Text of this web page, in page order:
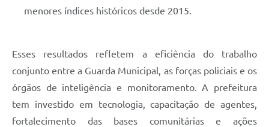
menores índices históricos desde 2015.
Esses resultados refletem a eficiência do trabalho
conjunto entre a Guarda Municipal, as forças policiais e os
órgãos de inteligência e monitoramento. A prefeitura
tem investido em tecnologia, capacitação de agentes,
fortalecimento das bases comunitárias e ações